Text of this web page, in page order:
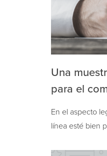
Una
para el
En el aspecto
línea esté bien